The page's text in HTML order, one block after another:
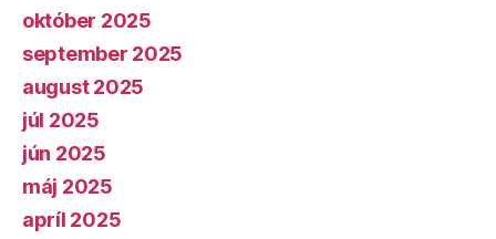
október 2025
september 2025
august 2025
júl 2025
jún 2025
máj 2025
apríl 2025